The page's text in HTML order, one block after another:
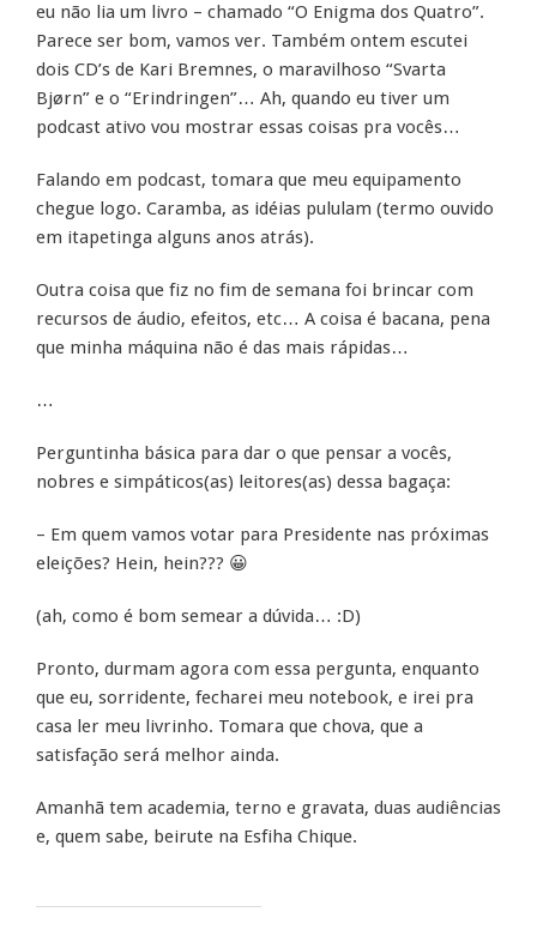
eu não lia um livro – chamado “O Enigma dos Quatro”.
Parece ser bom, vamos ver. Também ontem escutei
dois CD’s de Kari Bremnes, o maravilhoso “Svarta
Bjørn” e o “Erindringen”… Ah, quando eu tiver um
podcast ativo vou mostrar essas coisas pra vocês…
Falando em podcast, tomara que meu equipamento
chegue logo. Caramba, as idéias pululam (termo ouvido
em itapetinga alguns anos atrás).
Outra coisa que fiz no fim de semana foi brincar com
recursos de áudio, efeitos, etc… A coisa é bacana, pena
que minha máquina não é das mais rápidas…
…
Perguntinha básica para dar o que pensar a vocês,
nobres e simpáticos(as) leitores(as) dessa bagaça:
– Em quem vamos votar para Presidente nas próximas
eleições? Hein, hein??? 😀
(ah, como é bom semear a dúvida… :D)
Pronto, durmam agora com essa pergunta, enquanto
que eu, sorridente, fecharei meu notebook, e irei pra
casa ler meu livrinho. Tomara que chova, que a
satisfação será melhor ainda.
Amanhã tem academia, terno e gravata, duas audiências
e, quem sabe, beirute na Esfiha Chique.